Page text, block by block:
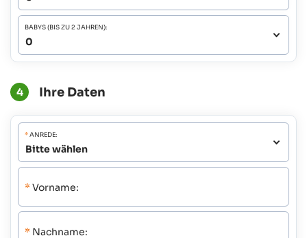
BABYS (BIS ZU 2 JAHREN):
4 Ihre Daten
*ANREDE:
* Vorname:
* Nachname: